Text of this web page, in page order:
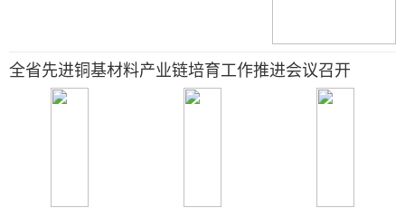
全省先进铜基材料产业链培育工作推进会议召开